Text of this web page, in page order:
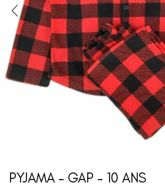
PYJAMA – GAP – 10 ANS